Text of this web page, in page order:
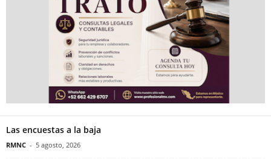
Las encuestas a la baja
RMNC - 5 agosto, 2026